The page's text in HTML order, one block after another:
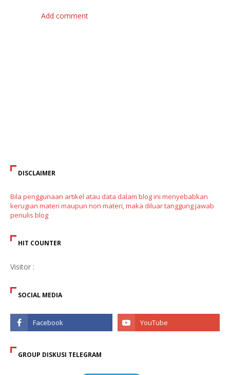
Add comment
DISCLAIMER
Bila penggunaan artikel atau data dalam blog ini menyebabkan
kerugian materi maupun non materi, maka diluar tanggung jawab
penulis blog
HIT COUNTER
Visitor :
SOCIAL MEDIA
GROUP DISKUSI TELEGRAM